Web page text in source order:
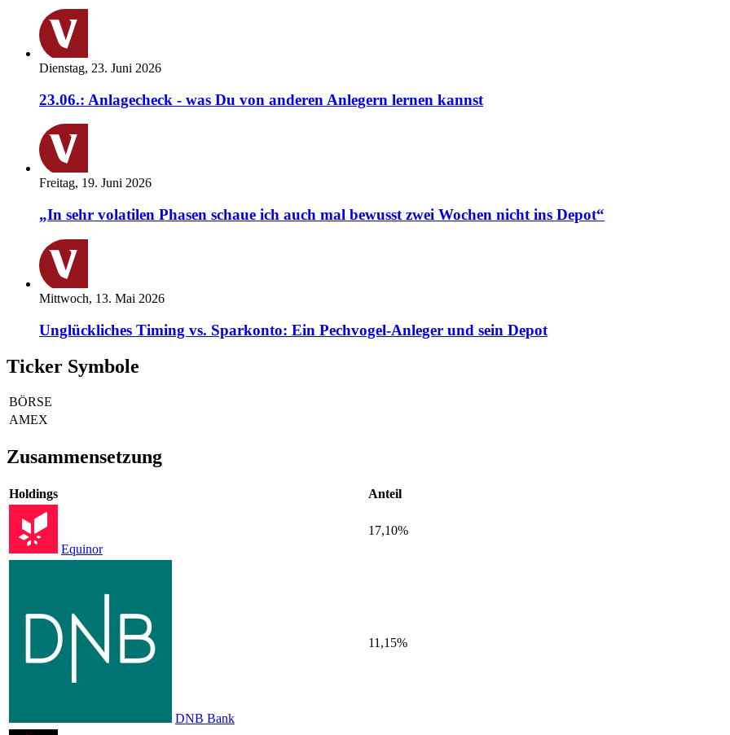
Dienstag, 23. Juni 2026
23.06.: Anlagecheck - was Du von anderen Anlegern lernen kannst
Freitag, 19. Juni 2026
„In sehr volatilen Phasen schaue ich auch mal bewusst zwei Wochen nicht ins Depot“
Mittwoch, 13. Mai 2026
Unglückliches Timing vs. Sparkonto: Ein Pechvogel-Anleger und sein Depot
Ticker Symbole
BÖRSE
AMEX
Zusammensetzung
Holdings Anteil
Equinor
17,10%
DNB Bank
11,15%